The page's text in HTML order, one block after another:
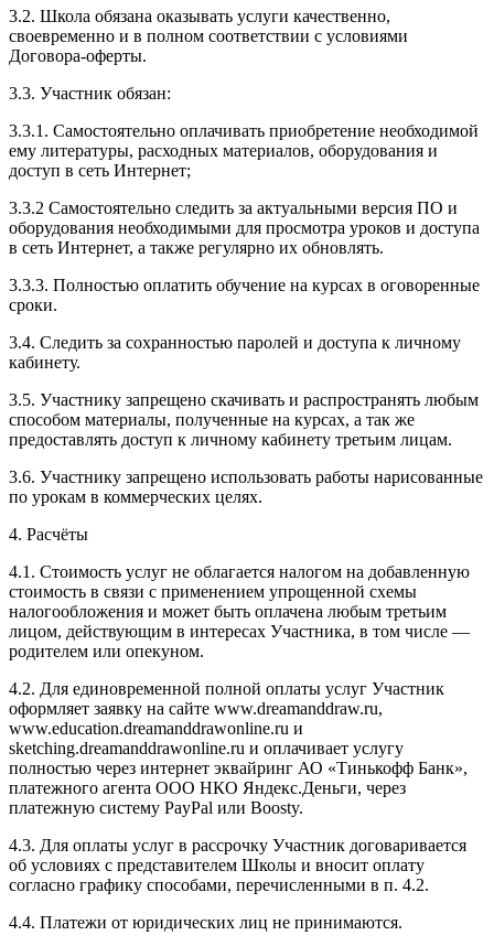
3.2. Школа обязана оказывать услуги качественно,
своевременно и в полном соответствии с условиями
Договора-оферты.
3.3. Участник обязан:
3.3.1. Cамостоятельно оплачивать приобретение необходимой
ему литературы, расходных материалов, оборудования и
доступ в сеть Интернет;
3.3.2 Самостоятельно следить за актуальными версия ПО и
оборудования необходимыми для просмотра уроков и доступа
в сеть Интернет, а также регулярно их обновлять.
3.3.3. Полностью оплатить обучение на курсах в оговоренные
сроки.
3.4. Следить за сохранностью паролей и доступа к личному
кабинету.
3.5. Участнику запрещено скачивать и распространять любым
способом материалы, полученные на курсах, а так же
предоставлять доступ к личному кабинету третьим лицам.
3.6. Участнику запрещено использовать работы нарисованные
по урокам в коммерческих целях.
4. Расчёты
4.1. Cтоимость услуг не облагается налогом на добавленную
стоимость в связи с применением упрощенной схемы
налогообложения и может быть оплачена любым третьим
лицом, действующим в интересах Участника, в том числе —
родителем или опекуном.
4.2. Для единовременной полной оплаты услуг Участник
оформляет заявку на сайте www.dreamanddraw.ru,
www.education.dreamanddrawonline.ru и
sketching.dreamanddrawonline.ru и оплачивает услугу
полностью через интернет эквайринг АО «Тинькофф Банк»,
платежного агента ООО НКО Яндекс.Деньги, через
платежную систему PayPal или Boosty.
4.3. Для оплаты услуг в рассрочку Участник договаривается
об условиях с представителем Школы и вносит оплату
согласно графику способами, перечисленными в п. 4.2.
4.4. Платежи от юридических лиц не принимаются.